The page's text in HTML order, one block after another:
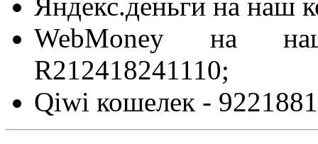
WebMoney на
R212418241110;
Qiwi кошелек -